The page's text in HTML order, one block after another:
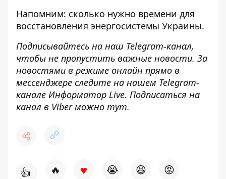
Напомним: сколько нужно времени для
восстановления энергосистемы Украины.
Подписывайтесь на наш Telegram-канал,
чтобы не пропустить важные новости. За
новостями в режиме онлайн прямо в
мессенджере следите на нашем Telegram-
канале Информатор Live. Подписаться на
канал в Viber можно тут.
👍 🔥 ♥ 😭 😆 😡